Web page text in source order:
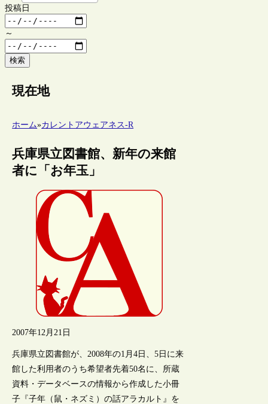
投稿日
～
検索
現在地
ホーム»カレントアウェアネス-R
兵庫県立図書館、新年の来館
者に「お年玉」
2007年12月21日
兵庫県立図書館が、2008年の1月4日、5日に来
館した利用者のうち希望者先着50名に、所蔵
資料・データベースの情報から作成した小冊
子『子年（鼠・ネズミ）の話アラカルト』を